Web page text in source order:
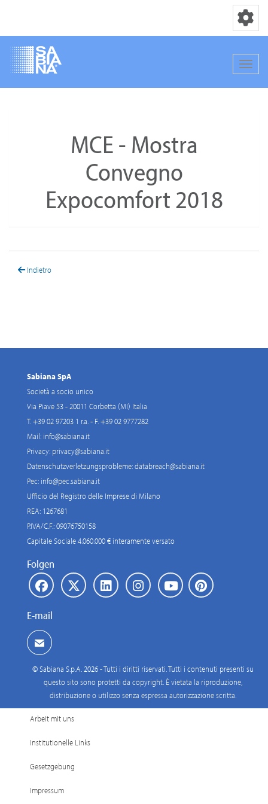
MCE - Mostra
Convegno
Expocomfort 2018
Indietro
Sabiana SpA
Società a socio unico
Via Piave 53 - 20011 Corbetta (MI) Italia
T. +39 02 97203 1 r.a. - F. +39 02 9777282
Mail: info@sabiana.it
Privacy: privacy@sabiana.it
Datenschutzverletzungsprobleme:databreach@sabiana.it
Pec: info@pec.sabiana.it
Ufficio del Registro delle Imprese di Milano
REA: 1267681
P.IVA/C.F.: 09076750158
Capitale Sociale 4.060.000 € interamente versato
Folgen
E-mail
© Sabiana S.p.A. 2026 - Tutti i diritti riservati. Tutti i contenuti presenti su
questo sito sono protetti da copyright. È vietata la riproduzione,
distribuzione o utilizzo senza espressa autorizzazione scritta.
Arbeit mit uns
Institutionelle Links
Gesetzgebung
Impressum